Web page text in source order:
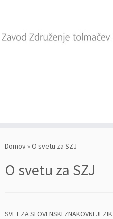
naDomov» O svetu za SZJ
O svetu za SZJ
SVET ZA SLOVENSKI ZNAKOVNI JEZIK